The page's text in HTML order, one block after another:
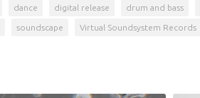
dance digital release drum and bass
soundscape Virtual Soundsystem Records